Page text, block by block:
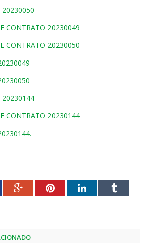
20230050
CONTRATO 20230049
CONTRATO 20230050
20230144
CONTRATO 20230144
Google+PinterestLinkedInTumblr